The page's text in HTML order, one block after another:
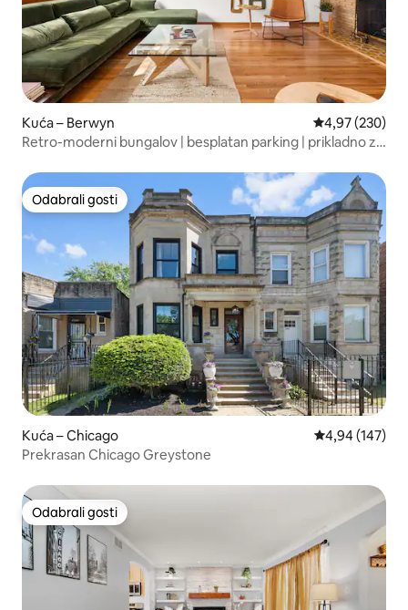
Kuća – Berwyn Prosječna
4,97 (230)
Retro-moderni bungalov | besplatan parking | prikladno za
Odabrali gosti
Odabrali gosti
Kuća – Chicago Prosječna
4,94 (147)
Prekrasan Chicago Greystone
Odabrali gosti
Odabrali gosti